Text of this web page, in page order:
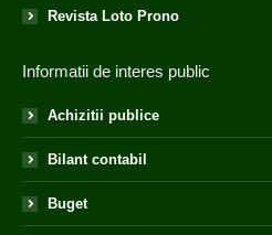
Revista Loto Prono
Informatii de interes public
Achizitii publice
Bilant contabil
Buget